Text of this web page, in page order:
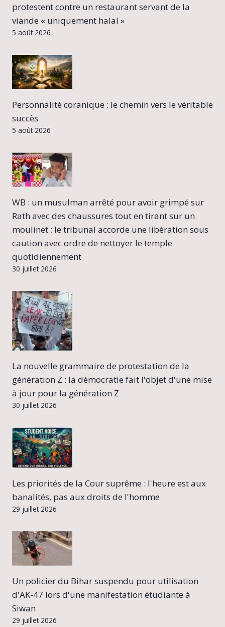
protestent contre un restaurant servant de la
viande « uniquement halal »
5 août 2026
Personnalité coranique : le chemin vers le véritable
succès
5 août 2026
WB : un musulman arrêté pour avoir grimpé sur
Rath avec des chaussures tout en tirant sur un
moulinet ; le tribunal accorde une libération sous
caution avec ordre de nettoyer le temple
quotidiennement
30 juillet 2026
La nouvelle grammaire de protestation de la
génération Z : la démocratie fait l'objet d'une mise
à jour pour la génération Z
30 juillet 2026
Les priorités de la Cour suprême : l'heure est aux
banalités, pas aux droits de l'homme
29 juillet 2026
Un policier du Bihar suspendu pour utilisation
d'AK-47 lors d'une manifestation étudiante à
Siwan
29 juillet 2026